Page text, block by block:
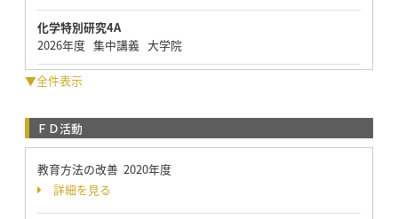
化学特別研究4A
2026年度 集中講義 大学院
▼全件表示
ＦＤ活動
教育方法の改善 2020年度
詳細を見る